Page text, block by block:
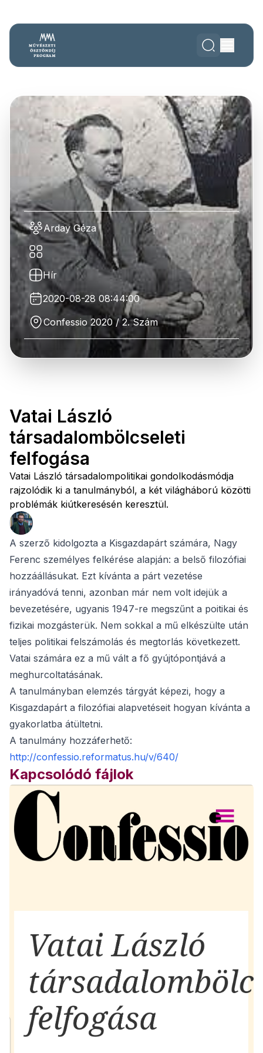
Arday Géza
Hír
2020-08-28 08:44:00
Confessio 2020 / 2. Szám
Vatai László
társadalombölcseleti
felfogása
Vatai László társadalompolitikai gondolkodásmódja
rajzolódik ki a tanulmányból, a két világháború közötti
problémák kiútkeresésén keresztül.
A szerző kidolgozta a Kisgazdapárt számára, Nagy
Ferenc személyes felkérése alapján: a belső filozófiai
hozzáállásukat. Ezt kívánta a párt vezetése
irányadóvá tenni, azonban már nem volt idejük a
bevezetésére, ugyanis 1947-re megszűnt a poitikai és
fizikai mozgásterük. Nem sokkal a mű elkészülte után
teljes politikai felszámolás és megtorlás következett.
Vatai számára ez a mű vált a fő gyújtópontjává a
meghurcoltatásának.
A tanulmányban elemzés tárgyát képezi, hogy a
Kisgazdapárt a filozófiai alapvetéseit hogyan kívánta a
gyakorlatba átültetni.
A tanulmány hozzáferhető:
http://confessio.reformatus.hu/v/640/
Kapcsolódó fájlok